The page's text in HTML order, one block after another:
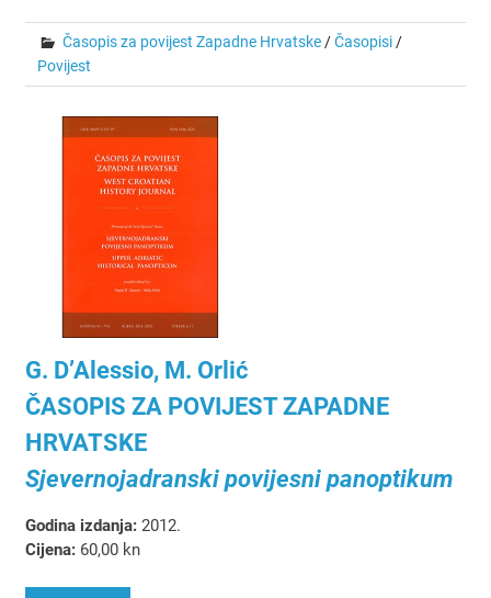
Časopis za povijest Zapadne Hrvatske/Časopisi/
Povijest
G. D’Alessio, M. Orlić
ČASOPIS ZA POVIJEST ZAPADNE
HRVATSKE
Sjevernojadranski povijesni panoptikum
Godina izdanja:2012.
Cijena:60,00 kn